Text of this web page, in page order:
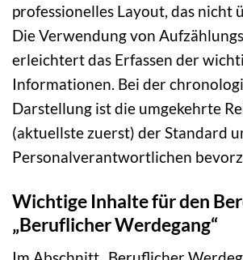
professionelles Layout, das nicht
Die Verwendung von
erleichtert das Erfassen der
Informationen. Bei der
Darstellung ist die umgekehrte
(aktuellste zuerst) der Standard
Personalverantwortlichen
Wichtige Inhalte für den
„Beruflicher Werdegang“